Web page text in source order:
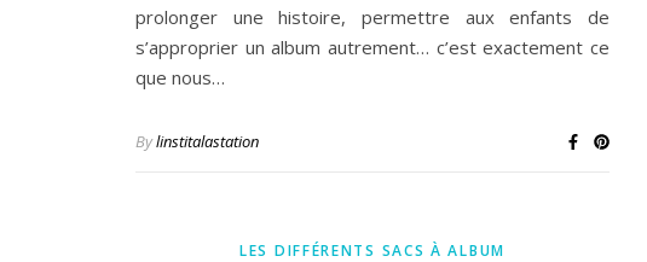
prolonger une histoire, permettre aux enfants de
s’approprier un album autrement… c’est exactement ce
que nous…
Bylinstitalastation
LES DIFFÉRENTS SACS À ALBUM